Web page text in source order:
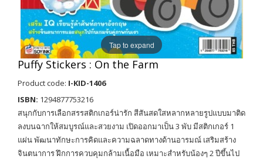
Tap to expand
Puffy Stickers : On the Farm
Product code: I-KID-1406
ISBN: 1294877753216
สนุกกับการเลือกสรรสติกเกอร์น่ารัก สีสันสดใสหลากหลายรูปแบบมาติด
ลงบนฉากให้สมบูรณ์และสวยงาม เปิดออกมาเป็น 3 พับ มีสติกเกอร์ 1
แผ่น พัฒนาทักษะการคิดและความฉลาดทางด้านอารมณ์ เสริมสร้าง
จินตนาการ ฝึกการควบคุมกล้ามเนื้อมือ เหมาะสำหรับน้องๆ 2 ปีขึ้นไป